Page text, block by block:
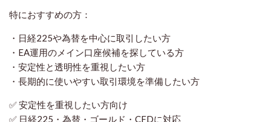
特におすすめの方：
・日経225や為替を中心に取引したい方
・EA運用のメイン口座候補を探している方
・安定性と透明性を重視したい方
・長期的に使いやすい取引環境を準備したい方
✅ 安定性を重視したい方向け
✅ 日経225・為替・ゴールド・CFDに対応